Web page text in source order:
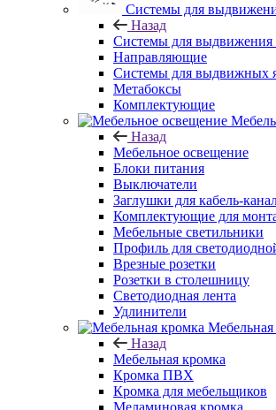
Системы для
Назад
Системы для выдвижения
Направляющие
Системы для выдвижных
Метабоксы
Комплектующие
Назад
Мебельное освещение
Блоки питания
Выключатели
Заглушки для кабель-
Комплектующие для
Мебельные светильники
Профиль для
Врезные розетки
Розетки в столешницу
Светодиодная лента
Удлинители
Мебельная
Назад
Мебельная кромка
Кромка ПВХ
Кромка для мебельщиков
Меламиновая кромка